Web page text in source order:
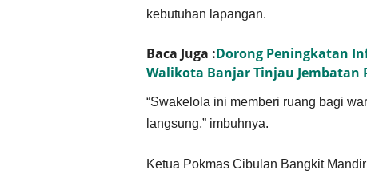
kebutuhan lapangan.
Baca Juga :Dorong Peningkatan
Walikota Banjar Tinjau Jembatan
“Swakelola ini memberi ruang bagi
langsung,” imbuhnya.
Ketua Pokmas Cibulan Bangkit